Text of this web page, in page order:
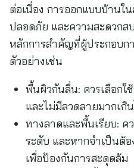
ต่อเนื่อง การออกแบบบ้าน
ปลอดภัย และความสะดวกส
หลักการสำคัญที่ผู้ประกอบก
ตัวอย่างเช่น
พื้นผิวกันลื่น: ควรเลือก
และไม่มีลวดลายมากเกิ
ทางลาดและพื้นเรียบ: ค
ระดับ และหากจำเป็นต้
เพื่อป้องกันการสะดุดล้ม